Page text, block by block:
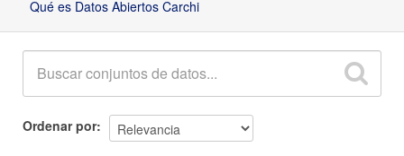
Qué es Datos Abiertos Carchi
Ordenar por